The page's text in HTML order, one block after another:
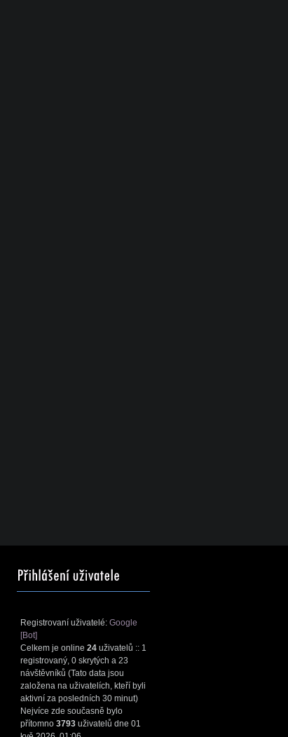
Registrovaní uživatelé: Google
[Bot]
Celkem je online 24 uživatelů :: 1
registrovaný, 0 skrytých a 23
návštěvníků (Tato data jsou
založena na uživatelích, kteří byli
aktivní za posledních 30 minut)
Nejvíce zde současně bylo
přítomno 3793 uživatelů dne 01